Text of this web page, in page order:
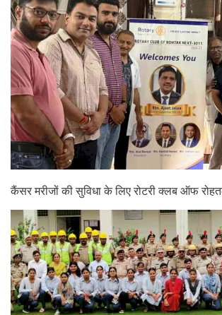
कैंसर मरीजों की सुविधा के लिए रोटरी क्लब ऑफ